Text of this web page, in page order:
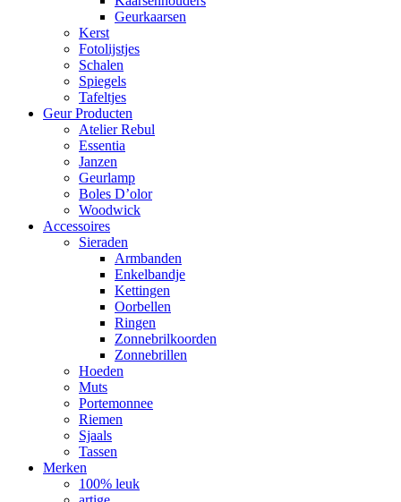
Geurkaarsen
Kerst
Fotolijstjes
Schalen
Spiegels
Tafeltjes
Geur Producten
Atelier Rebul
Essentia
Janzen
Geurlamp
Boles D’olor
Woodwick
Accessoires
Sieraden
Armbanden
Enkelbandje
Kettingen
Oorbellen
Ringen
Zonnebrilkoorden
Zonnebrillen
Hoeden
Muts
Portemonnee
Riemen
Sjaals
Tassen
Merken
100% leuk